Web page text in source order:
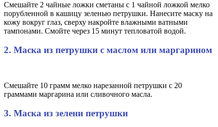
Смешайте 2 чайные ложки сметаны с 1 чайной ложкой мелко
порубленной в кашицу зеленью петрушки. Нанесите маску на
кожу вокруг глаз, сверху накройте влажными ватными
тампонами. Смойте через 15 минут тепловатой водой.
2. Маска из петрушки с маслом или маргарином
Смешайте 10 грамм мелко нарезанной петрушки с 20
граммами маргарина или сливочного масла.
3. Маска из зелени петрушки